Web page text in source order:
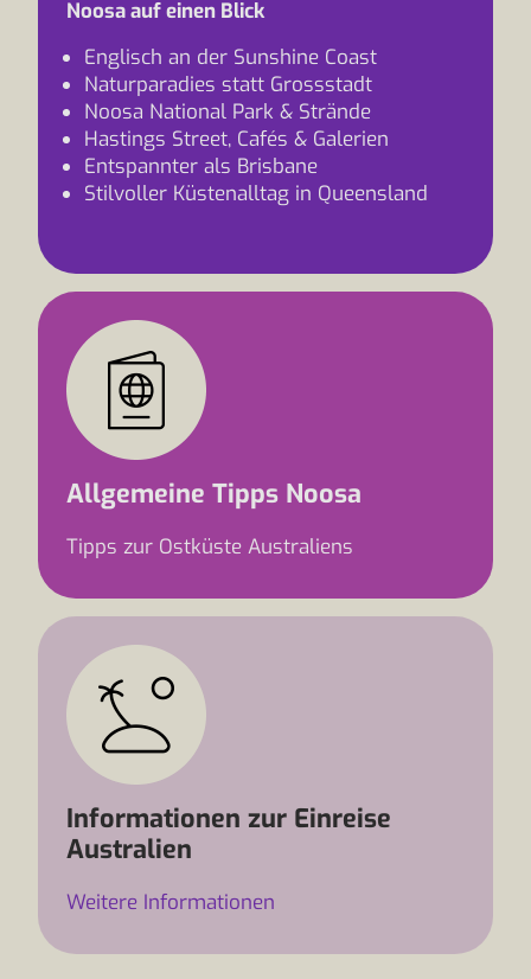
Noosa auf einen Blick
Englisch an der Sunshine Coast
Naturparadies statt Grossstadt
Noosa National Park & Strände
Hastings Street, Cafés & Galerien
Entspannter als Brisbane
Stilvoller Küstenalltag in Queensland
Allgemeine Tipps Noosa
Tipps zur Ostküste Australiens
Informationen zur Einreise
Australien
Weitere Informationen